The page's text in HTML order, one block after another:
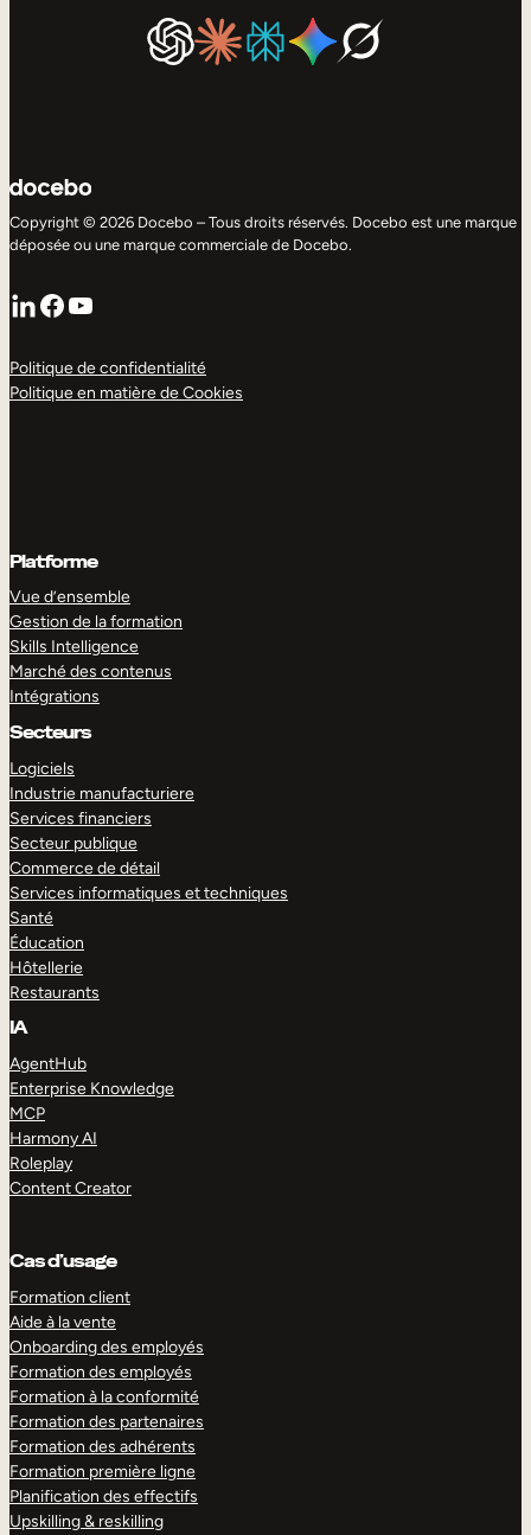
Copyright © 2026 Docebo – Tous droits réservés. Docebo est une marque
déposée ou une marque commerciale de Docebo.
LinkedIn
Facebook
YouTube
Politique de confidentialité
Politique en matière de Cookies
Platforme
Vue d’ensemble
Gestion de la formation
Skills Intelligence
Marché des contenus
Intégrations
Secteurs
Logiciels
Industrie manufacturiere
Services financiers
Secteur publique
Commerce de détail
Services informatiques et techniques
Santé
Éducation
Hôtellerie
Restaurants
IA
AgentHub
Enterprise Knowledge
MCP
Harmony AI
Roleplay
Content Creator
Cas d’usage
Formation client
Aide à la vente
Onboarding des employés
Formation des employés
Formation à la conformité
Formation des partenaires
Formation des adhérents
Formation première ligne
Planification des effectifs
Upskilling & reskilling